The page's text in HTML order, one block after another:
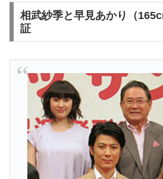
相武紗季と早見あかり（
証